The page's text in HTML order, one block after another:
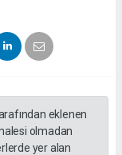
eklenen
olmadan
yer alan